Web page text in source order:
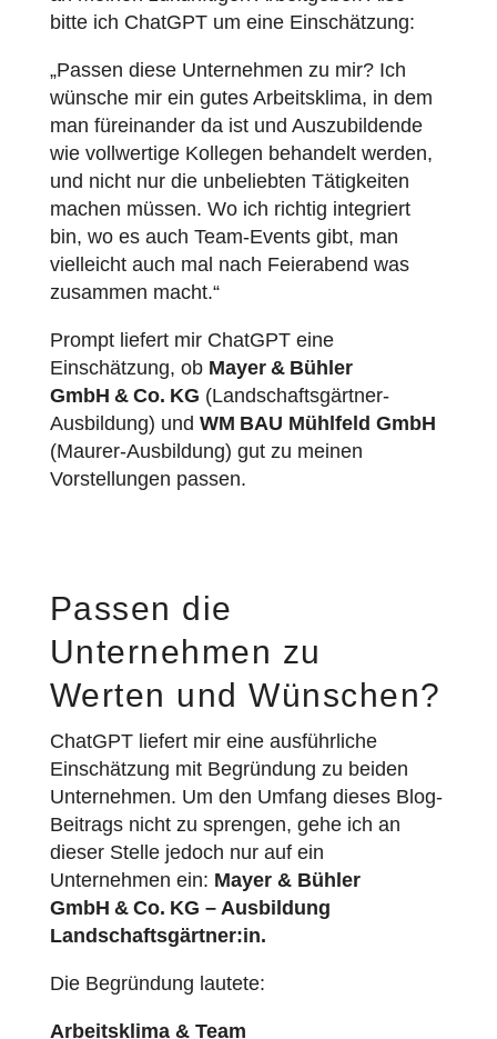
bitte ich ChatGPT um eine Einschätzung:
„Passen diese Unternehmen zu mir? Ich
wünsche mir ein gutes Arbeitsklima, in dem
man füreinander da ist und Auszubildende
wie vollwertige Kollegen behandelt werden,
und nicht nur die unbeliebten Tätigkeiten
machen müssen. Wo ich richtig integriert
bin, wo es auch Team-Events gibt, man
vielleicht auch mal nach Feierabend was
zusammen macht.“
Prompt liefert mir ChatGPT eine
Einschätzung, ob Mayer & Bühler
GmbH & Co. KG (Landschaftsgärtner-
Ausbildung) und WM BAU Mühlfeld GmbH
(Maurer-Ausbildung) gut zu meinen
Vorstellungen passen.
Passen die
Unternehmen zu
Werten und Wünschen?
ChatGPT liefert mir eine ausführliche
Einschätzung mit Begründung zu beiden
Unternehmen. Um den Umfang dieses Blog-
Beitrags nicht zu sprengen, gehe ich an
dieser Stelle jedoch nur auf ein
Unternehmen ein: Mayer & Bühler
GmbH & Co. KG – Ausbildung
Landschaftsgärtner:in.
Die Begründung lautete:
Arbeitsklima & Team